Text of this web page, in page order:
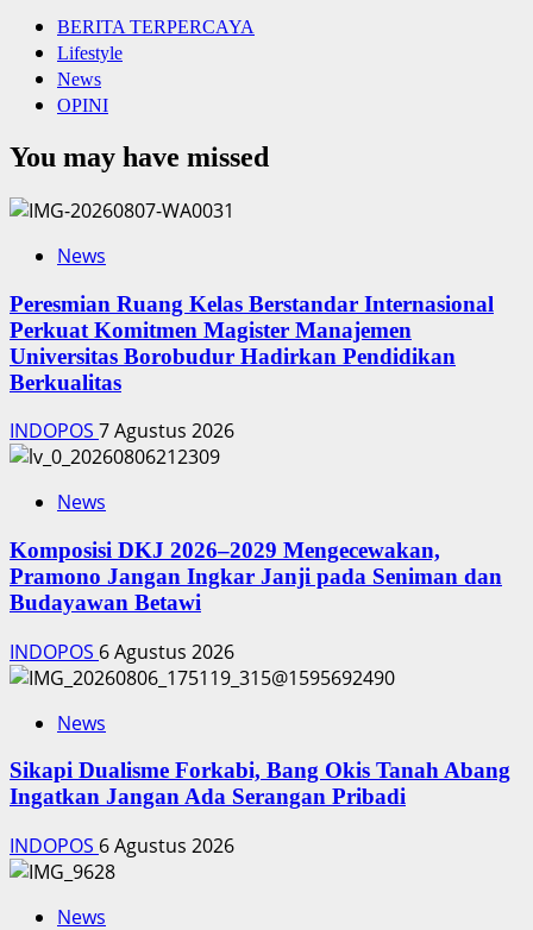
BERITA TERPERCAYA
Lifestyle
News
OPINI
You may have missed
News
Peresmian Ruang Kelas Berstandar Internasional
Perkuat Komitmen Magister Manajemen
Universitas Borobudur Hadirkan Pendidikan
Berkualitas
INDOPOS 7 Agustus 2026
News
Komposisi DKJ 2026–2029 Mengecewakan,
Pramono Jangan Ingkar Janji pada Seniman dan
Budayawan Betawi
INDOPOS 6 Agustus 2026
News
Sikapi Dualisme Forkabi, Bang Okis Tanah Abang
Ingatkan Jangan Ada Serangan Pribadi
INDOPOS 6 Agustus 2026
News